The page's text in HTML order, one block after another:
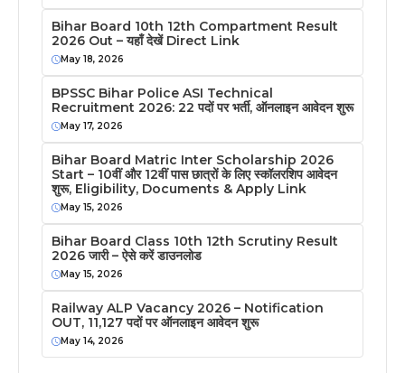
Bihar Board 10th 12th Compartment Result
2026 Out – यहाँ देखें Direct Link
May 18, 2026
BPSSC Bihar Police ASI Technical
Recruitment 2026: 22 पदों पर भर्ती, ऑनलाइन आवेदन शुरू
May 17, 2026
Bihar Board Matric Inter Scholarship 2026
Start – 10वीं और 12वीं पास छात्रों के लिए स्कॉलरशिप आवेदन
शुरू, Eligibility, Documents & Apply Link
May 15, 2026
Bihar Board Class 10th 12th Scrutiny Result
2026 जारी – ऐसे करें डाउनलोड
May 15, 2026
Railway ALP Vacancy 2026 – Notification
OUT, 11,127 पदों पर ऑनलाइन आवेदन शुरू
May 14, 2026